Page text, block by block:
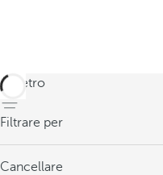
indietro
Filtrare per
Cancellare